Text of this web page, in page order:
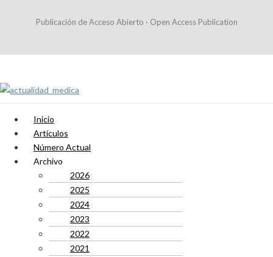
Publicación de Acceso Abierto · Open Access Publication
Inicio
Artículos
Número Actual
Archivo
2026
2025
2024
2023
2022
2021